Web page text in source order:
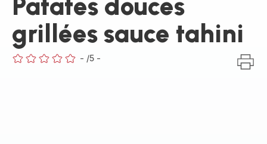
Patates douces
grillées sauce tahini
- /5 -